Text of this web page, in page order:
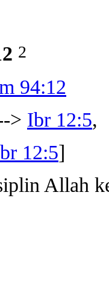
2
94:12
> Ibr 12:5,
12:5]
Allah